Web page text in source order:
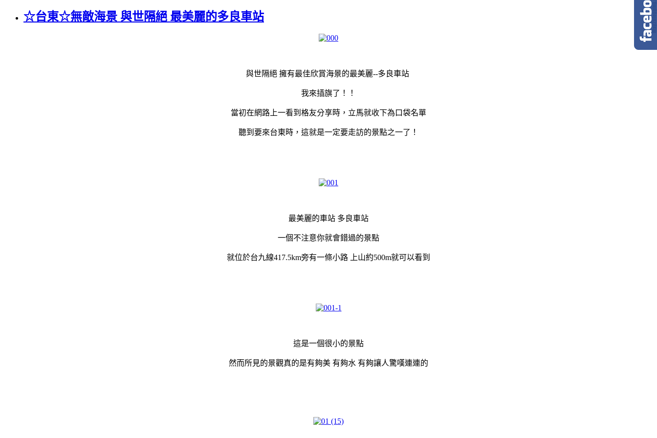
☆台東☆無敵海景 與世隔絕 最美麗的多良車站
與世隔絕 擁有最佳欣賞海景的最美麗--多良車站
我來插旗了！！
當初在網路上一看到格友分享時，立馬就收下為口袋名單
聽到要來台東時，這就是一定要走訪的景點之一了！
最美麗的車站 多良車站
一個不注意你就會錯過的景點
就位於台九線417.5km旁有一條小路 上山約500m就可以看到
這是一個很小的景點
然而所見的景觀真的是有夠美 有夠水 有夠讓人驚嘆連連的